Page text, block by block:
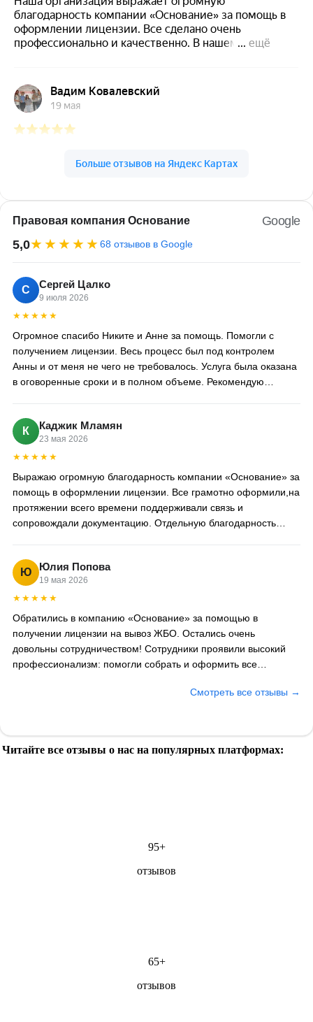
Правовая компания Основание
Google
5,0★★★★★68 отзывов в Google
С Сергей Цалко
9 июля 2026
★★★★★
Огромное спасибо Никите и Анне за помощь. Помогли с
получением лицензии. Весь процесс был под контролем
Анны и от меня не чего не требовалось. Услуга была оказана
в оговоренные сроки и в полном объеме. Рекомендую
К Каджик Мламян
23 мая 2026
★★★★★
Выражаю огромную благодарность компании «Основание» за
помощь в оформлении лицензии. Все грамотно оформили,на
протяжении всего времени поддерживали связь и
сопровождали документацию. Отдельную благодарность
Ю Юлия Попова
19 мая 2026
★★★★★
Обратились в компанию «Основание» за помощью в
получении лицензии на вывоз ЖБО. Остались очень
довольны сотрудничеством! Сотрудники проявили высокий
профессионализм: помогли собрать и оформить все
Лицензию получили даже раньше оговоренного срока.
Смотреть все отзывы →
Читайте все отзывы о нас на популярных платформах:
95+
отзывов
65+
отзывов